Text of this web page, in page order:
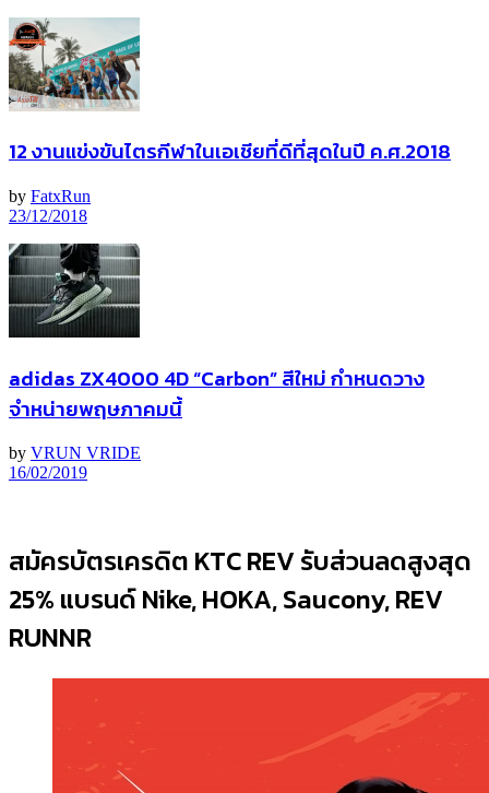
12 งานแข่งขันไตรกีฬาในเอเชียที่ดีที่สุดในปี ค.ศ.2018
by FatxRun
23/12/2018
adidas ZX4000 4D “Carbon” สีใหม่ กำหนดวาง
จำหน่ายพฤษภาคมนี้
by VRUN VRIDE
16/02/2019
สมัครบัตรเครดิต KTC REV รับส่วนลดสูงสุด
25% แบรนด์ Nike, HOKA, Saucony, REV
RUNNR